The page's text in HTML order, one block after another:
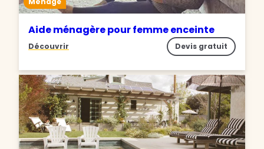
Aide ménagère pour femme enceinte
Découvrir Devis gratuit